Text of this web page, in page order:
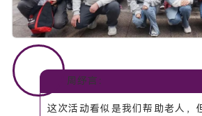
周纾言：
这次活动看似是我们帮助老人，